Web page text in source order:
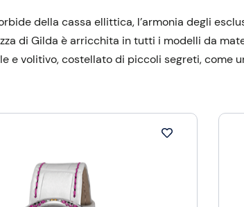
della cassa ellittica, l’armonia degli
di Gilda è arricchita in tutti i modelli da
e volitivo, costellato di piccoli segreti, come